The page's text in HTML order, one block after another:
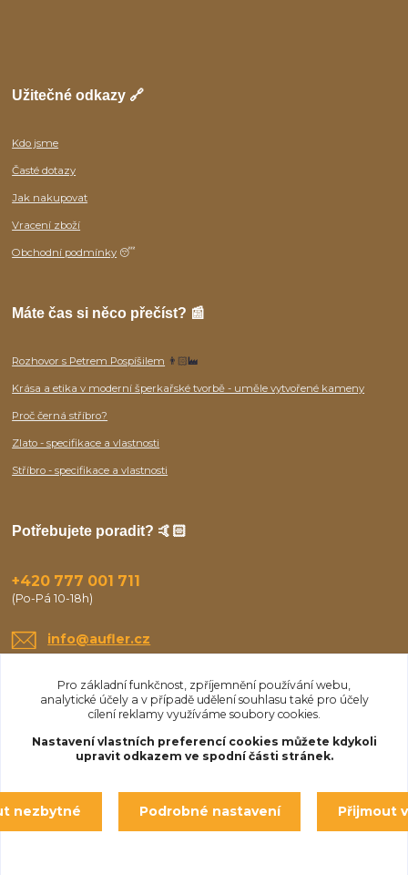
Užitečné odkazy 🔗
Kdo jsme
Časté dotazy
Jak nakupovat
Vracení zboží
Obchodní podmínky 😴
Máte čas si něco přečíst? 📰
Rozhovor s Petrem Pospíšilem 👨🏻‍🏭
Krása a etika v moderní šperkařské tvorbě - uměle vytvořené kameny
Proč černá stříbro?
Zlato - specifikace a vlastnosti
Stříbro - specifikace a vlastnosti
Potřebujete poradit? 🤙🏻
+420 777 001 711
(Po-Pá 10-18h)
info@aufler.cz
© Aufler 2025
Pro základní funkčnost, zpříjemnění používání webu,
analytické účely a v případě udělení souhlasu také pro účely
cílení reklamy využíváme soubory cookies.
Nastavení vlastních preferencí cookies můžete kdykoli
upravit odkazem ve spodní části stránek.
nezbytné Podrobné nastavení Přijmout